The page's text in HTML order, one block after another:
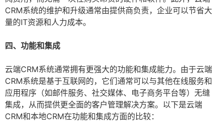
CRM系统的维护和升级通常由提供商负责，企业可以节省大
量的IT资源和人力成本。
四、功能和集成
云端CRM系统通常拥有更强大的功能和集成能力。由于云端
CRM系统是基于互联网的，它们通常可以与其他在线服务和
应用程序（如邮件服务、社交媒体、电子商务平台等）无缝
集成，从而提供更全面的客户管理解决方案。以下是云端
CRM和本地CRM在功能和集成方面的比较：